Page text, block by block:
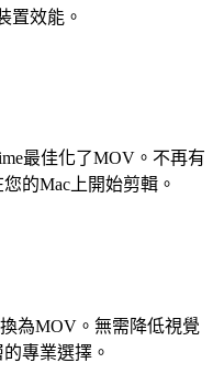
置效能。
最佳化了MOV。不再有
的Mac上開始剪輯。
為MOV。無需降低視覺
專業選擇。